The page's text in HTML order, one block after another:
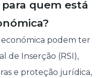
quem está
económica podem ter
de Inserção (RSI),
e proteção jurídica,